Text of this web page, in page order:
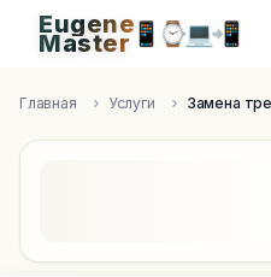
Apple Diagnostics &
Eugene
Master📱 ⌚💻📲
Главная Услуги Замена